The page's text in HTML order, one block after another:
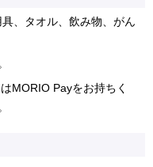
、タオル、飲み物、がん
MORIO Payをお持ちく